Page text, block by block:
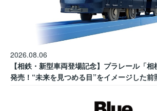
2026.08.06
【相鉄・新型車両登場記念】プラレール「
発売！“未来を見つめる目”をイメージした